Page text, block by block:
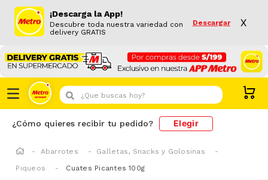
¡Descarga la App!
Descubre toda nuestra variedad con
delivery GRATIS
Descargar X
¿Que buscas hoy?
¿Cómo quieres recibir tu pedido? Elegir
Abarrotes
Galletas, Snacks y Golosinas
Piqueos
Cuates Picantes 100g